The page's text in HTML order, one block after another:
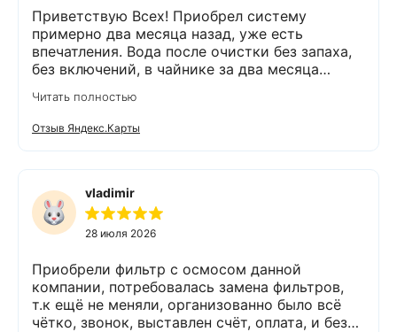
Приветствую Всех! Приобрел систему
примерно два месяца назад, уже есть
впечатления. Вода после очистки без запаха,
без включений, в чайнике за два месяца
работает. Оборудование, несмотря на
размеры, поставили компактно, сбоев не
было. Спасибо Экодару за хорошую работу.
Читать полностью
Отзыв Яндекс.Карты
vladimir
28 июля 2026
Приобрели фильтр с осмосом данной
компании, потребовалась замена фильтров,
т.к ещё не меняли, организованно было всё
чётко, звонок, выставлен счёт, оплата, и без